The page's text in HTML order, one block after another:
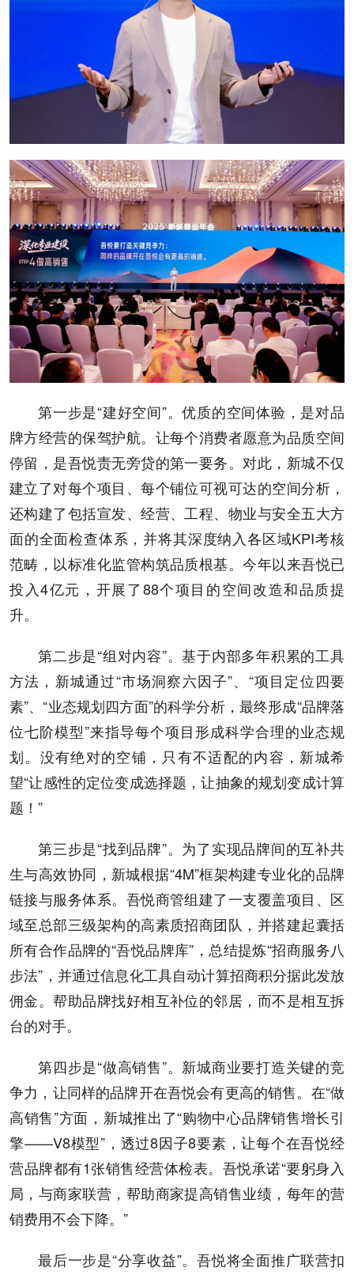
第一步是“建好空间”。优质的空间体验，是对品
牌方经营的保驾护航。让每个消费者愿意为品质空间
停留，是吾悦责无旁贷的第一要务。对此，新城不仅
建立了对每个项目、每个铺位可视可达的空间分析，
还构建了包括宣发、经营、工程、物业与安全五大方
面的全面检查体系，并将其深度纳入各区域KPI考核
范畴，以标准化监管构筑品质根基。今年以来吾悦已
投入4亿元，开展了88个项目的空间改造和品质提
升。
第二步是“组对内容”。基于内部多年积累的工具
方法，新城通过“市场洞察六因子”、“项目定位四要
素”、“业态规划四方面”的科学分析，最终形成“品牌落
位七阶模型”来指导每个项目形成科学合理的业态规
划。没有绝对的空铺，只有不适配的内容，新城希
望“让感性的定位变成选择题，让抽象的规划变成计算
题！”
第三步是“找到品牌”。为了实现品牌间的互补共
生与高效协同，新城根据“4M”框架构建专业化的品牌
链接与服务体系。吾悦商管组建了一支覆盖项目、区
域至总部三级架构的高素质招商团队，并搭建起囊括
所有合作品牌的“吾悦品牌库”，总结提炼“招商服务八
步法”，并通过信息化工具自动计算招商积分据此发放
佣金。帮助品牌找好相互补位的邻居，而不是相互拆
台的对手。
第四步是“做高销售”。新城商业要打造关键的竞
争力，让同样的品牌开在吾悦会有更高的销售。在“做
高销售”方面，新城推出了“购物中心品牌销售增长引
擎——V8模型”，透过8因子8要素，让每个在吾悦经
营品牌都有1张销售经营体检表。吾悦承诺“要躬身入
局，与商家联营，帮助商家提高销售业绩，每年的营
销费用不会下降。”
最后一步是“分享收益”。吾悦将全面推广联营扣